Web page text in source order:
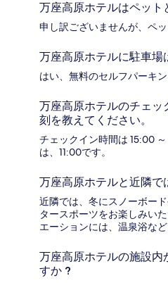
万座高原ホテルはペット
申し訳ございませんが、ペ
万座高原ホテルに駐車場
はい、無料のセルフパーキン
万座高原ホテルのチェ
刻を教えてください。
チェックイン時間は 15:00
は、11:00です。
万座高原ホテルと近隣で
近隣では、冬にスノーボー
タースポーツをお楽しみい
エーションには、温泉浴など
万座高原ホテルの施設内
すか ?